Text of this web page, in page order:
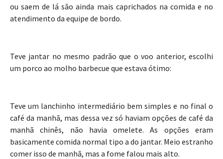
ou saem de lá são ainda mais caprichados na comida e no
atendimento da equipe de bordo.
Teve jantar no mesmo padrão que o voo anterior, escolhi
um porco ao molho barbecue que estava ótimo:
Teve um lanchinho intermediário bem simples e no final o
café da manhã, mas dessa vez só haviam opções de café da
manhã chinês, não havia omelete. As opções eram
basicamente comida normal tipo a do jantar. Meio estranho
comer isso de manhã, mas a fome falou mais alto.